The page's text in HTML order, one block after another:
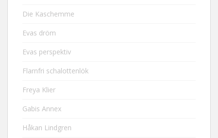
Die Kaschemme
Evas dröm
Evas perspektiv
Flarnfri schalottenlök
Freya Klier
Gabis Annex
Håkan Lindgren